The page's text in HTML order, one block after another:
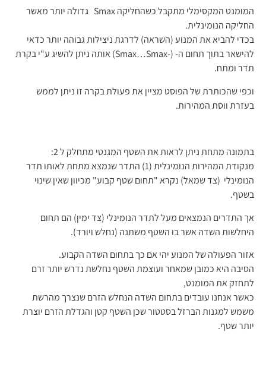
המומנט המקסימלי מתקבל כשהחליקה Smax גדולה יותר מאשר
החליקה הנומינלית.
בכדי להביא את המנוע (השראה) לדרגת ניצילות גבוהה יותר כדאי
להישאר בתוך תחום ה- (-Smax…Smax) אותה ניתן להשיג ע"י בקרת
תדר ומתח.
וכפי שהכותרת של הפוסט מציין את פעולת בקרה זו ניתן לממש
בעזרת ווסת המהירות.
בתמונה מתחת ניתן לראות את השטף המגנטי מתחלק ל 2:
מנקודת המהירות הנומינלית (1) התדר שנמצא מתחת לאותו תדר
הנומינלי (צד שמאל) נקרא "תחום שטף קבוע" מכיוון שאין שינוי
בשטף.
אך התדרים הנמצאים מעל לתדר הנומינלי (צד ימין) הם תחום
היחלשות השדה אשר בו השטף משתנה (נחלש ויורד).
אזור הפעולה של המנוע יהי אם כך בתחום השדה הקבוע.
הסיבה היא כמובן שמאחר ועוצמת השטף נחלשת נדרש יותר זרם
לתחזק את המומנט,
כאשר אנחנו עובדים בתחום השדה הנחלש הזרם שנצרך מהרשת
משמש למגנות הברזל בסטטור שכן השטף קטן והגדלת הזרם יוצרת
יותר שטף.